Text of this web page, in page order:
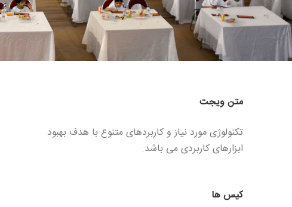
متن ویجت
تکنولوژی مورد نیاز و کاربردهای متنوع با هدف بهبود
ابزارهای کاربردی می باشد.
کیس ها